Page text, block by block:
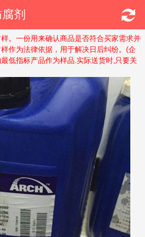
腐剂
。一份用来确认商品是否符合买家需求并
作为法律依据，用于解决日后纠纷。(企
低指标产品作为样品.实际送货时,只要关